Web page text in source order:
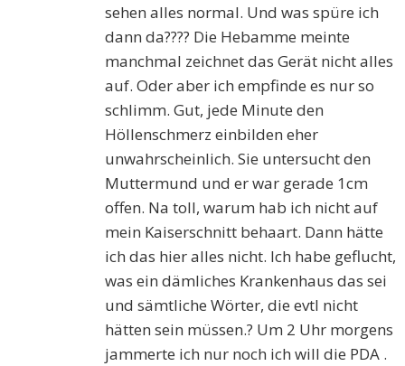
sehen alles normal. Und was spüre ich
dann da???? Die Hebamme meinte
manchmal zeichnet das Gerät nicht alles
auf. Oder aber ich empfinde es nur so
schlimm. Gut, jede Minute den
Höllenschmerz einbilden eher
unwahrscheinlich. Sie untersucht den
Muttermund und er war gerade 1cm
offen. Na toll, warum hab ich nicht auf
mein Kaiserschnitt behaart. Dann hätte
ich das hier alles nicht. Ich habe geflucht,
was ein dämliches Krankenhaus das sei
und sämtliche Wörter, die evtl nicht
hätten sein müssen.? Um 2 Uhr morgens
jammerte ich nur noch ich will die PDA .